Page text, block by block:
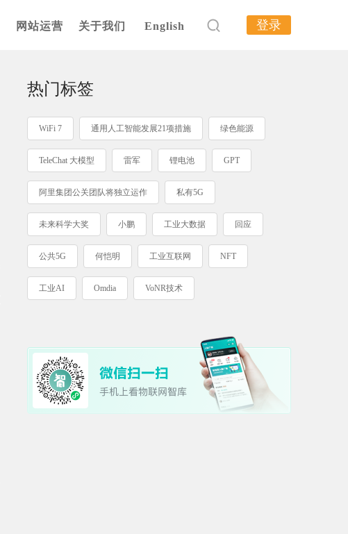
网站运营 关于我们 English 登录
热门标签
WiFi 7 通用人工智能发展21项措施 绿色能源
TeleChat 大模型 雷军 锂电池 GPT
阿里集团公关团队将独立运作 私有5G
未来科学大奖 小鹏 工业大数据 回应
公共5G 何恺明 工业互联网 NFT
工业AI Omdia VoNR技术